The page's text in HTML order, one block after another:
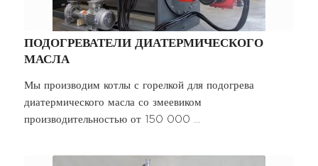
ПОДОГРЕВАТЕЛИ ДИАТЕРМИЧЕСКОГО
МАСЛА
Мы производим котлы с горелкой для подогрева
диатермического масла со змеевиком
производительностью от 150 000 ...